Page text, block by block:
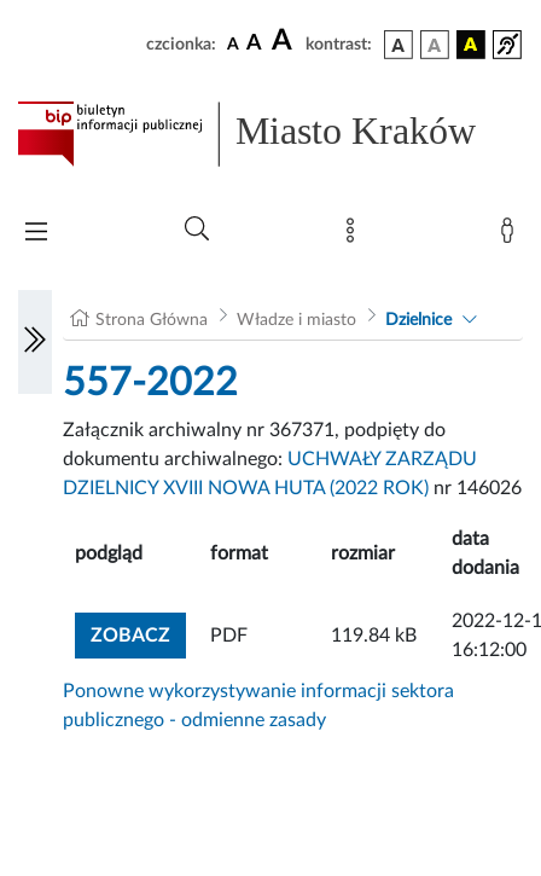
czcionka: A A A kontrast:
Miasto Kraków
Strona Główna Władze i miasto Dzielnice
557-2022
Załącznik archiwalny nr 367371, podpięty do
dokumentu archiwalnego: UCHWAŁY ZARZĄDU
DZIELNICY XVIII NOWA HUTA (2022 ROK) nr 146026
podgląd format rozmiar
data
dodania
ZOBACZZOBACZ ZAŁĄCZNIK
PDF 119.84 kB
2022-12-
16:12:00
Ponowne wykorzystywanie informacji sektora
publicznego - odmienne zasady